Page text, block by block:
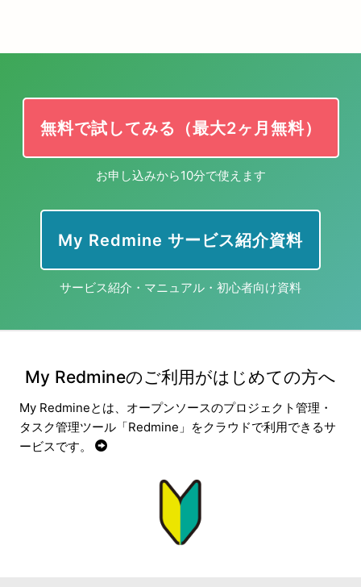
無料で試してみる（最大2ヶ月無料）
お申し込みから10分で使えます
My Redmine サービス紹介資料
サービス紹介・マニュアル・初心者向け資料
My Redmineのご利用がはじめての方へ
My Redmineとは、オープンソースのプロジェクト管理・
タスク管理ツール「Redmine」をクラウドで利用できるサ
ービスです。